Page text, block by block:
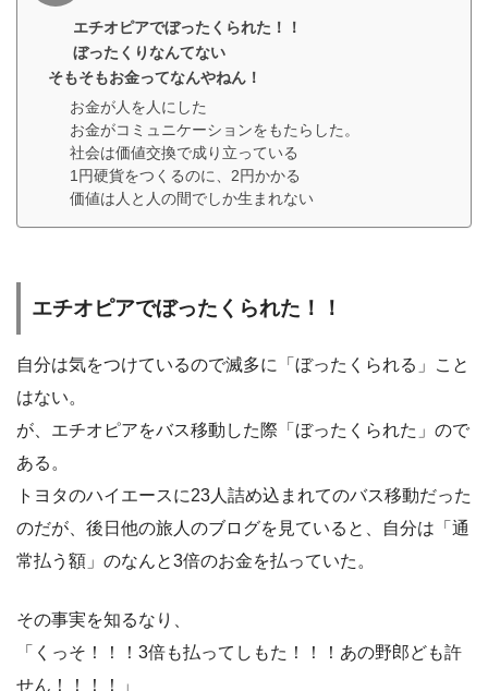
エチオピアでぼったくられた！！
ぼったくりなんてない
そもそもお金ってなんやねん！
お金が人を人にした
お金がコミュニケーションをもたらした。
社会は価値交換で成り立っている
1円硬貨をつくるのに、2円かかる
価値は人と人の間でしか生まれない
エチオピアでぼったくられた！！
自分は気をつけているので滅多に「ぼったくられる」こと
はない。
が、エチオピアをバス移動した際「ぼったくられた」ので
ある。
トヨタのハイエースに23人詰め込まれてのバス移動だった
のだが、後日他の旅人のブログを見ていると、自分は「通
常払う額」のなんと3倍のお金を払っていた。
その事実を知るなり、
「くっそ！！！3倍も払ってしもた！！！あの野郎ども許
せん！！！！」